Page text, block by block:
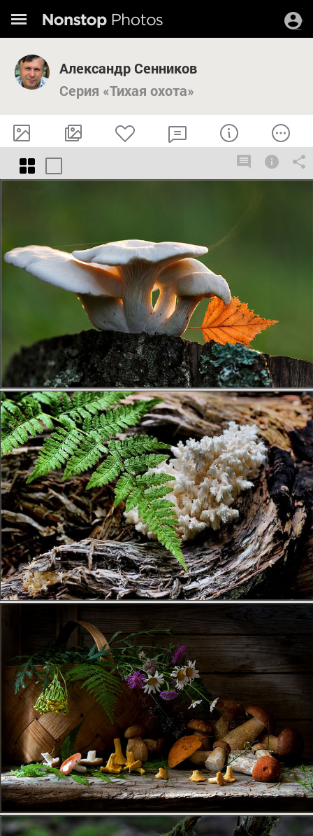
Александр Сенников
Серия «Тихая охота»